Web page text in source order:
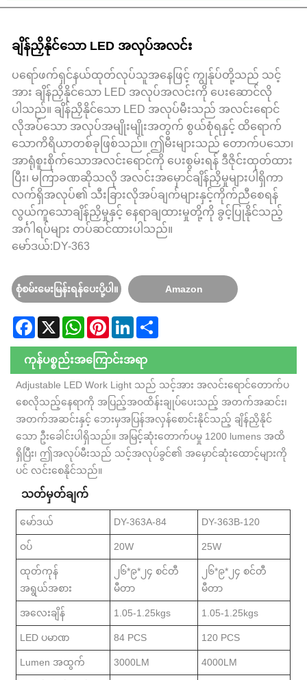
ချိန်ညှိနိုင်သော LED အလုပ်အလင်း
ပရော်ဖက်ရှင်နယ်ထုတ်လုပ်သူအနေဖြင့် ကျွန်ုပ်တို့သည် သင့်
အား ချိန်ညှိနိုင်သော LED အလုပ်အလင်းကို ပေးဆောင်လို
ပါသည်။ ချိန်ညှိနိုင်သော LED အလုပ်မီးသည် အလင်းရောင်
လိုအပ်သော အလုပ်အမျိုးမျိုးအတွက် စွယ်စုံရနှင့် ထိရောက်
သောကိရိယာတစ်ခုဖြစ်သည်။ ဤမီးများသည် တောက်ပသော၊
အာရုံစူးစိုက်သောအလင်းရောင်ကို ပေးစွမ်းရန် ဒီဇိုင်းထုတ်ထား
ပြီး၊ မကြာခဏဆိုသလို အလင်းအမှောင်ချိန်ညှိမှုများပါရှိကာ
လက်ရှိအလုပ်၏ သီးခြားလိုအပ်ချက်များနှင့်ကိုက်ညီစေရန်
လွယ်ကူသောချိန်ညှိမှုနှင့် နေရာချထားမှုတို့ကို ခွင့်ပြုနိုင်သည့်
အင်္ဂါရပ်များ တပ်ဆင်ထားပါသည်။
မော်ဒယ်:DY-363
စုံစမ်းမေးမြန်းရန်ပေးပို့ပါ။ Amazon
Facebook
X WhatsApp
PinterestLinkedIn
ကုန်ပစ္စည်းအကြောင်းအရာ
Adjustable LED Work Light သည် သင့်အား အလင်းရောင်တောက်ပ
စေလိုသည့်နေရာကို အပြည့်အဝထိန်းချုပ်ပေးသည့် အတက်အဆင်း၊
အတက်အဆင်းနှင့် ဘေးမှအပြန်အလှန်စောင်းနိုင်သည့် ချိန်ညှိနိုင်
သော ဦးခေါင်းပါရှိသည်။ အမြင့်ဆုံးတောက်ပမှု 1200 lumens အထိ
ရှိပြီး၊ ဤအလုပ်မီးသည် သင့်အလုပ်ခွင်၏ အမှောင်ဆုံးထောင့်များကို
ပင် လင်းစေနိုင်သည်။
သတ်မှတ်ချက်
မော်ဒယ် DY-363A-84 DY-363B-120
ဝပ် 20W 25W
ထုတ်ကုန်
အရွယ်အစား
၂၆*၉*၂၄ စင်တီ
မီတာ
၂၆*၉*၂၄ စင်တီ
မီတာ
အလေးချိန် 1.05-1.25kgs 1.05-1.25kgs
LED ပမာဏ 84 PCS 120 PCS
Lumen အထွက် 3000LM 4000LM